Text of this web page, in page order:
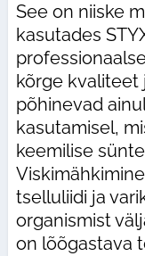
See on niiske
kasutades
kõrge kvaliteet
põhinevad
kasutamisel,
keemilise
tselluliidi ja
organismist
on lõõgastava